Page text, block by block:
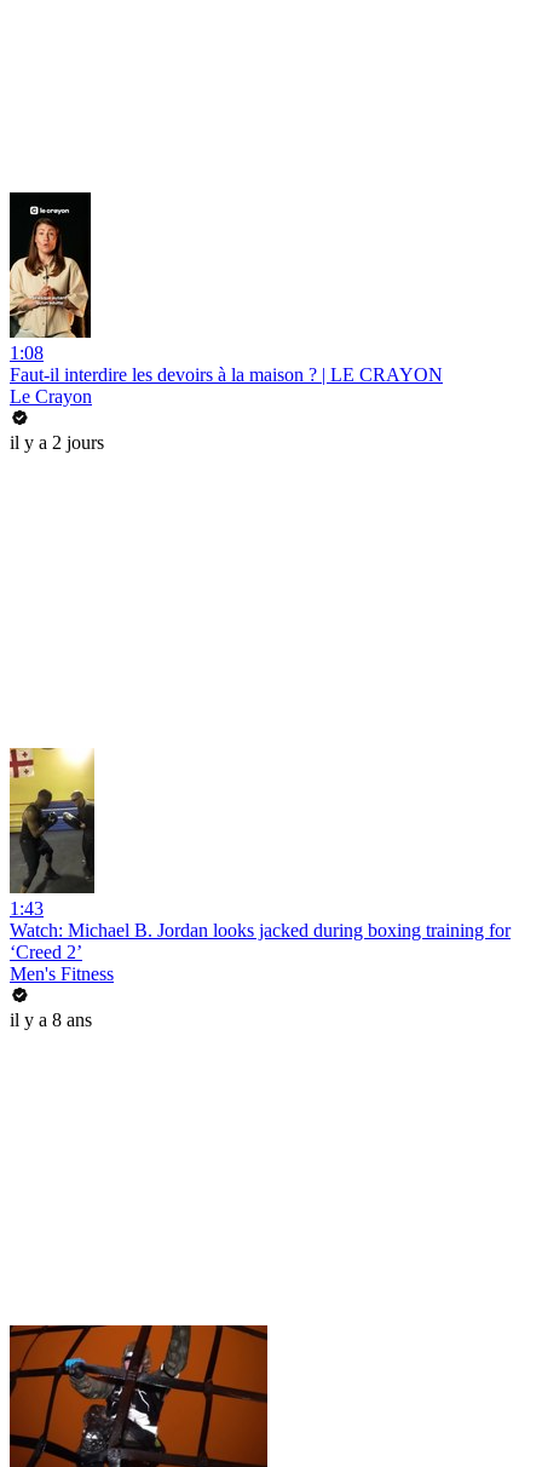
1:08
Faut-il interdire les devoirs à la maison ? | LE CRAYON
Le Crayon
il y a 2 jours
1:43
Watch: Michael B. Jordan looks jacked during boxing training for
‘Creed 2’
Men's Fitness
il y a 8 ans